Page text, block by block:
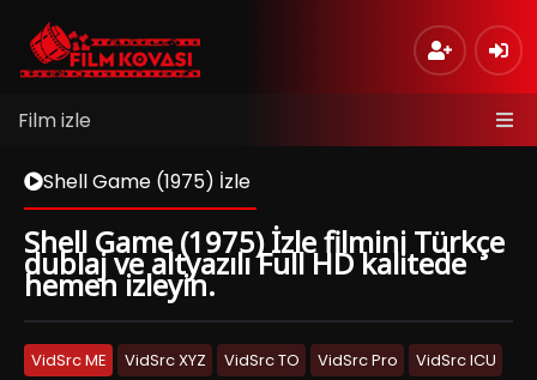
Film izle
Shell Game (1975) İzle
Shell Game (1975) İzle filmini Türkçe
dublaj ve altyazılı Full HD kalitede
hemen izleyin.
VidSrc ME VidSrc XYZ VidSrc TO VidSrc Pro
VidSrc ICU